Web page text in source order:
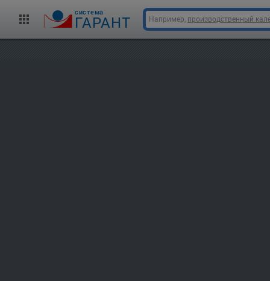
cистема
ГАРАНТ Например, производственный